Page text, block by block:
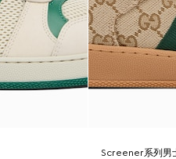
Screener系列男